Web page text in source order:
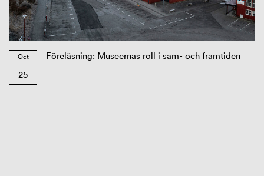
Oct
25
Föreläsning: Museernas roll i sam- och framtiden